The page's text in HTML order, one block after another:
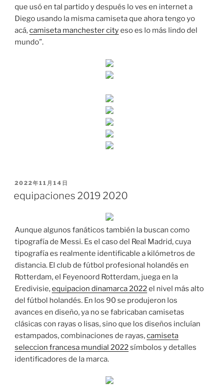
que usó en tal partido y después lo ves en internet a
Diego usando la misma camiseta que ahora tengo yo
acá,camiseta manchester cityeso es lo más lindo del
mundo”.
PUBLICADO
2022年11月14日
equipaciones 2019 2020
Aunque algunos fanáticos también la buscan como
tipografía de Messi. Es el caso del Real Madrid, cuya
tipografía es realmente identificable a kilómetros de
distancia. El club de fútbol profesional holandés en
Rotterdam, el Feyenoord Rotterdam, juega en la
Eredivisie,equipacion dinamarca 2022 el nivel más alto
del fútbol holandés. En los 90 se produjeron los
avances en diseño, ya no se fabricaban camisetas
clásicas con rayas o lisas, sino que los diseños incluían
estampados, combinaciones de rayas,camiseta
seleccion francesa mundial 2022 símbolos y detalles
identificadores de la marca.